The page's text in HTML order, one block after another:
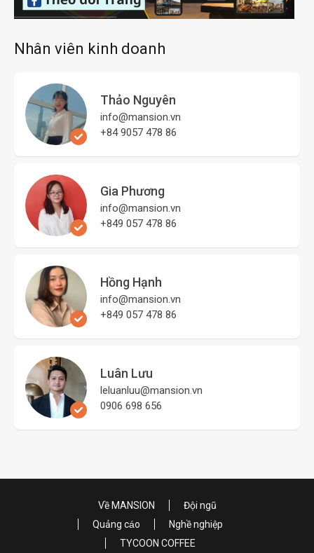
Nhân viên kinh doanh
Thảo Nguyên
info@mansion.vn
+84 9057 478 86
Gia Phương
info@mansion.vn
+849 057 478 86
Hồng Hạnh
info@mansion.vn
+849 057 478 86
Luân Lưu
leluanluu@mansion.vn
0906 698 656
Về MANSION
Đội ngũ
Quảng cáo
Nghề nghiệp
TYCOON COFFEE